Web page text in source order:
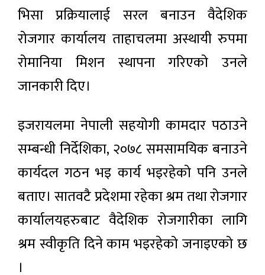
भिसा प्रक्रियालाई सरल बनाउन वैदेशिक
रोजगार कार्यालय ताहाचलमा अस्थायी रुपमा
रोमानिया मिशन स्थापना गरिएको उनले
जानकारी दिए।
इजरायलमा नेपाली सहयोगी कामदार पठाउने
सम्बन्धी निर्देशिका, २०७८ समसामयिक बनाउने
कार्यदल गठन भइ कार्य भइरहेको पनि उनले
बताए। सातवटै प्रदेशमा रहेका श्रम तथा रोजगार
कार्यालयहरुबाट वैदेशिक रोजगारीका लागि
श्रम स्वीकृति दिने काम भइरहेको जनाइएको छ
।